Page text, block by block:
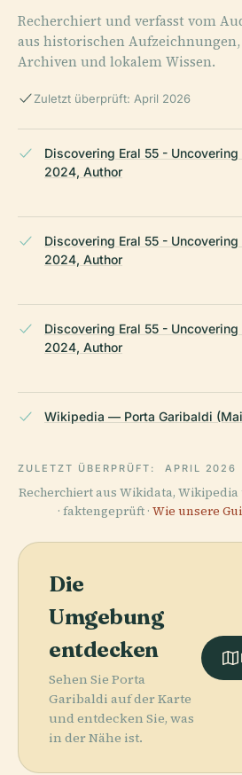
Recherchiert und verfasst vom
aus historischen
Archiven und lokalem Wissen.
Zuletzt überprüft: April 2026
Discovering Eral 55 -
2024, Author
Discovering Eral 55 -
2024, Author
Discovering Eral 55 -
2024, Author
Wikipedia — Porta Garibaldi
ZULETZT ÜBERPRÜFT: APRIL 2026
Recherchiert aus Wikidata,
· faktengeprüft · Wie unsere
Die
Umgebung
entdecken
Sehen Sie Porta
Garibaldi auf der Karte
und entdecken Sie, was
in der Nähe ist.